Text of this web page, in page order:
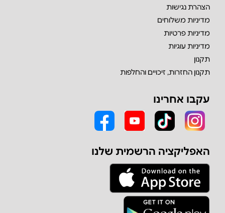
הצהרת נגישות
מדיניות משלוחים
מדיניות פרטיות
מדיניות עוגיות
תקנון
תקנון החזרות, זיכויים והחלפות
עקבו אחרינו
האפליקציה הרשמית שלנו